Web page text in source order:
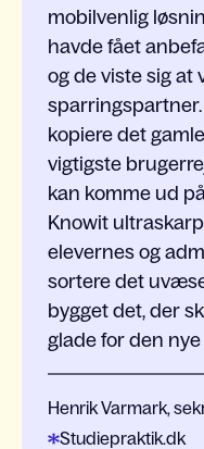
mobilvenlig
havde fået
og de viste sig
kopiere det
vigtigste
kan komme ud
Knowit
elevernes og
sortere det
bygget det, der
glade for den
Henrik Varmark,
Studiepraktik.dk